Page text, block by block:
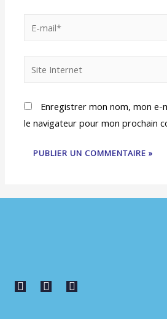
Enregistrer mon nom, mon e-
le navigateur pour mon prochain